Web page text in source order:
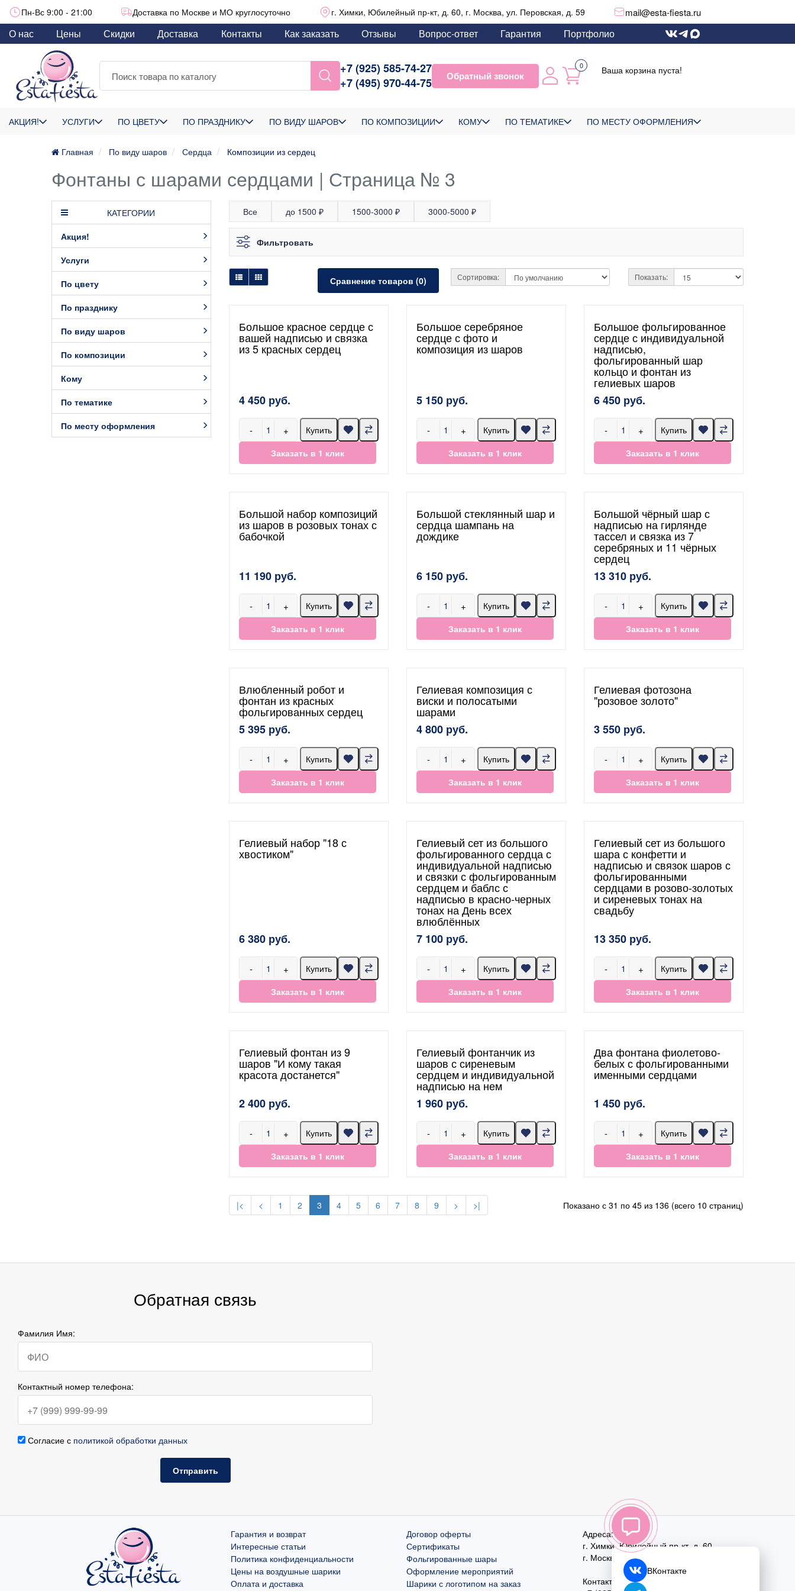
Пн-Вс 9:00 - 21:00 Доставка по Москве и МО круглосуточно г. Химки, Юбилейный пр-кт, д. 60, г. Москва, ул. Перовская, д. 59 mail@esta-fiesta.ru
О нас Цены Скидки Доставка Контакты Как заказать Отзывы Вопрос-ответ Гарантия Портфолио
+7 (925) 585-74-27
+7 (495) 970-44-75
Обратный звонок
0 Ваша корзина пуста!
АКЦИЯ! УСЛУГИ ПО ЦВЕТУ ПО ПРАЗДНИКУ ПО ВИДУ ШАРОВ ПО КОМПОЗИЦИИ КОМУ ПО ТЕМАТИКЕ ПО МЕСТУ ОФОРМЛЕНИЯ
Главная По виду шаров Сердца Композиции из сердец
Фонтаны с шарами сердцами | Страница № 3
КАТЕГОРИИ
Акция!
Услуги
По цвету
По празднику
По виду шаров
По композиции
Кому
По тематике
По месту оформления
Все до 1500 ₽ 1500-3000 ₽ 3000-5000 ₽
Фильтровать
Сравнение товаров (0) Сортировка: Показать:
Большое красное сердце с
вашей надписью и связка
из 5 красных сердец
4 450 руб.
- +
Купить
Заказать в 1 клик
Большое серебряное
сердце с фото и
композиция из шаров
5 150 руб.
- +
Купить
Заказать в 1 клик
Большое фольгированное
сердце с индивидуальной
надписью,
фольгированный шар
кольцо и фонтан из
гелиевых шаров
6 450 руб.
- +
Купить
Заказать в 1 клик
Большой набор композиций
из шаров в розовых тонах с
бабочкой
11 190 руб.
- +
Купить
Заказать в 1 клик
Большой стеклянный шар и
сердца шампань на
дождике
6 150 руб.
- +
Купить
Заказать в 1 клик
Большой чёрный шар с
надписью на гирлянде
тассел и связка из 7
серебряных и 11 чёрных
сердец
13 310 руб.
- +
Купить
Заказать в 1 клик
Влюбленный робот и
фонтан из красных
фольгированных сердец
5 395 руб.
- +
Купить
Заказать в 1 клик
Гелиевая композиция с
виски и полосатыми
шарами
4 800 руб.
- +
Купить
Заказать в 1 клик
Гелиевая фотозона
"розовое золото"
3 550 руб.
- +
Купить
Заказать в 1 клик
Гелиевый набор "18 с
хвостиком"
6 380 руб.
- +
Купить
Заказать в 1 клик
Гелиевый сет из большого
фольгированного сердца с
индивидуальной надписью
и связки с фольгированным
сердцем и баблс с
надписью в красно-черных
тонах на День всех
влюблённых
7 100 руб.
- +
Купить
Заказать в 1 клик
Гелиевый сет из большого
шара с конфетти и
надписью и связок шаров с
фольгированными
сердцами в розово-золотых
и сиреневых тонах на
свадьбу
13 350 руб.
- +
Купить
Заказать в 1 клик
Гелиевый фонтан из 9
шаров "И кому такая
красота достанется"
2 400 руб.
- +
Купить
Заказать в 1 клик
Гелиевый фонтанчик из
шаров с сиреневым
сердцем и индивидуальной
надписью на нем
1 960 руб.
- +
Купить
Заказать в 1 клик
Два фонтана фиолетово-
белых с фольгированными
именными сердцами
1 450 руб.
- +
Купить
Заказать в 1 клик
|< < 1 2 3 4 5 6 7 8 9 > >| Показано с 31 по 45 из 136 (всего 10 страниц)
Обратная связь
Фамилия Имя:
Контактный номер телефона:
Согласие с политикой обработки данных
Отправить
Гарантия и возврат
Интересные статьи
Политика конфиденциальности
Цены на воздушные шарики
Оплата и доставка
Договор оферты
Сертификаты
Фольгированные шары
Оформление мероприятий
Шарики с логотипом на заказ
Адреса:
г. Химки, Юбилейный пр-кт, д. 60
г. Москва
ул. Перовская, д. 59
Контактный номер:
ВКонтакте